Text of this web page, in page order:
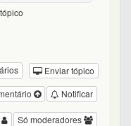
Enviar tópico
Notificar
Só moderadores